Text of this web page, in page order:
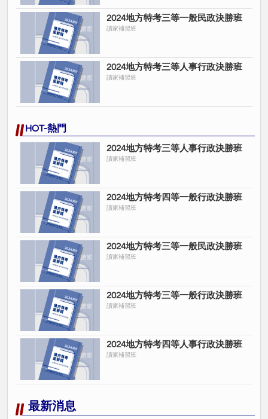
2024地方特考三等一般民政決勝班
讀家補習班
2024地方特考三等人事行政決勝班
讀家補習班
HOT-熱門
2024地方特考三等人事行政決勝班
讀家補習班
2024地方特考四等一般行政決勝班
讀家補習班
2024地方特考三等一般民政決勝班
讀家補習班
2024地方特考三等一般行政決勝班
讀家補習班
2024地方特考四等人事行政決勝班
讀家補習班
最新消息